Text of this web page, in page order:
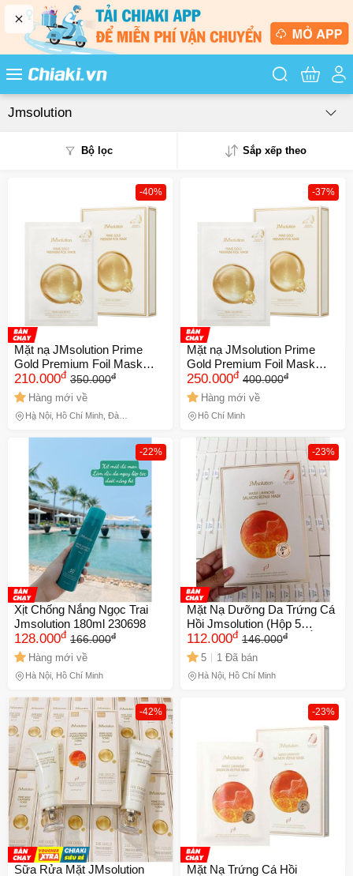
Tìm kiếm
Jmsolution
Bộ lọc Sắp xếp theo
Mua nhiều
Mới nhất
Giá từ thấp - cao
Giá từ cao - thấp
-40%
Mặt nạ JMsolution Prime
Gold Premium Foil Mask
35ml
210.000đ 350.000đ
Hàng mới về
Hà Nội, Hồ Chí Minh, Đà
-37%
Mặt nạ JMsolution Prime
Gold Premium Foil Mask
35ml - Hộp 10 Cái Dưỡng Da
Cao Cấp, Cung Cấp Độ Ẩm
và Làm Sáng Da, Chính
Hãng
250.000đ 400.000đ
Hàng mới về
Hồ Chí Minh
-22%
Xịt Chống Nắng Ngọc Trai
Jmsolution 180ml 230698
128.000đ 166.000đ
Hàng mới về
Hà Nội, Hồ Chí Minh
-23%
Mặt Nạ Dưỡng Da Trứng Cá
Hồi Jmsolution (Hộp 5
Miếng) - Cung Cấp Độ Ẩm,
Làm Sáng Da, Chống Lão
Hóa Cho Làn Da Tươi Trẻ
112.000đ 146.000đ
5 1 Đã bán
Hà Nội, Hồ Chí Minh
-42%
Sữa Rửa Mặt JMsolution
-23%
Mặt Nạ Trứng Cá Hồi